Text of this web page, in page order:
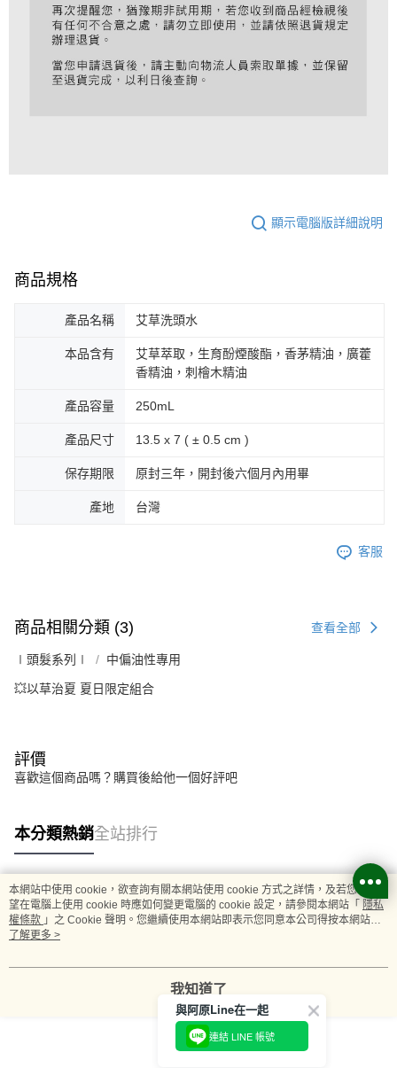
顯示電腦版詳細說明
商品規格
產品名稱 艾草洗頭水
本品含有
艾草萃取，生育酚煙酸酯，香茅精油，廣藿
香精油，刺檜木精油
產品容量 250mL
產品尺寸 13.5 x 7 ( ± 0.5 cm )
保存期限 原封三年，開封後六個月內用畢
產地 台灣
客服
商品相關分類 (3) 查看全部
∣頭髮系列∣ 中偏油性專用
💥以草治夏 夏日限定組合
評價
喜歡這個商品嗎？購買後給他一個好評吧
本分類熱銷全站排行
熱門標籤
本網站中使用 cookie，欲查詢有關本網站使用 cookie 方式之詳情，及若您不希
望在電腦上使用 cookie 時應如何變更電腦的 cookie 設定，請參閱本網站「 隱私
權條款 」之 Cookie 聲明。您繼續使用本網站即表示您同意本公司得按本網站使
用條款之 Cookie 聲明使用 cookie。
了解更多 >
我知道了
與阿原Line在一起
連結 LINE 帳號